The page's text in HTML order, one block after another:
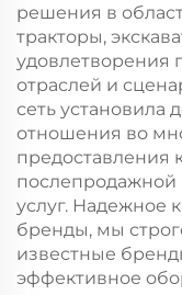
решения в
тракторы,
удовлетворения
отраслей и
сеть установила
отношения во
предоставления
послепродажной
услуг. Надежное
бренды, мы
известные
эффективное